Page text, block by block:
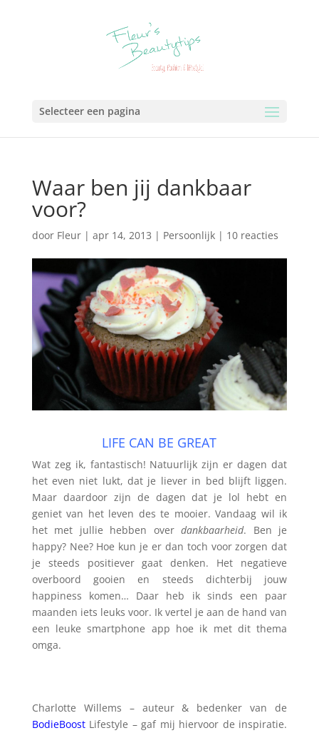
Selecteer een pagina
Waar ben jij dankbaar
voor?
door Fleur| apr 14, 2013 | Persoonlijk| 10 reacties
LIFE CAN BE GREAT
Wat zeg ik, fantastisch! Natuurlijk zijn er dagen dat
het even niet lukt, dat je liever in bed blijft liggen.
Maar daardoor zijn de dagen dat je lol hebt en
geniet van het leven des te mooier. Vandaag wil ik
het met jullie hebben overdankbaarheid. Ben je
happy? Nee? Hoe kun je er dan toch voor zorgen dat
je steeds positiever gaat denken. Het negatieve
overboord gooien en steeds dichterbij jouw
happiness komen… Daar heb ik sinds een paar
maanden iets leuks voor. Ik vertel je aan de hand van
een leuke smartphone app hoe ik met dit thema
omga.
Charlotte Willems – auteur & bedenker van de
BodieBoostLifestyle – gaf mij hiervoor de inspiratie.